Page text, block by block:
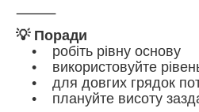
⸻
💡 Поради
• робіть рівну основу
• використовуйте
• для довгих грядок
• плануйте висоту